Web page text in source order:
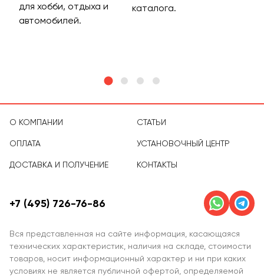
для хобби, отдыха и
автомобилей.
каталога.
О КОМПАНИИ
ОПЛАТА
ДОСТАВКА И ПОЛУЧЕНИЕ
СТАТЬИ
УСТАНОВОЧНЫЙ ЦЕНТР
КОНТАКТЫ
Вся представленная на сайте информация, касающаяся
технических характеристик, наличия на складе, стоимости
товаров, носит информационный характер и ни при каких
условиях не является публичной офертой, определяемой
+7 (495) 726-76-86